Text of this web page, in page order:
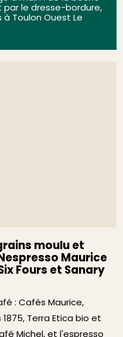
le dresse-bordure,
Toulon Ouest Le
moulu et
Maurice
Fours et Sanary
: Cafés Maurice,
Terra Etica bio et
Michel, et l'espresso